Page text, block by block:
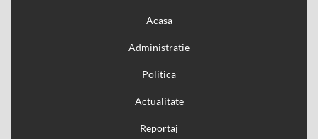
Acasa
Administratie
Politica
Actualitate
Reportaj